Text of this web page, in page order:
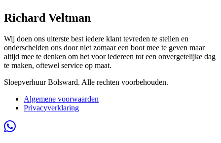
Richard Veltman
Wij doen ons uiterste best iedere klant tevreden te stellen en
onderscheiden ons door niet zomaar een boot mee te geven maar
altijd mee te denken om het voor iedereen tot een onvergetelijke dag
te maken, oftewel service op maat.
Sloepverhuur Bolsward. Alle rechten voorbehouden.
Algemene voorwaarden
Privacyverklaring